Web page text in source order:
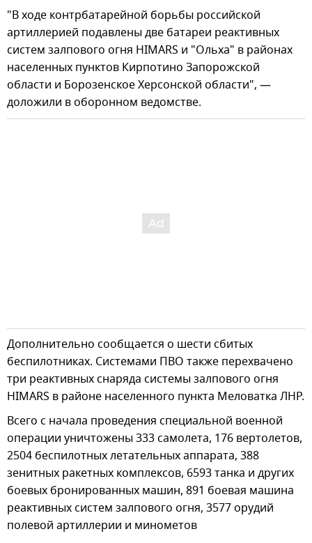
"В ходе контрбатарейной борьбы российской
артиллерией подавлены две батареи реактивных
систем залпового огня HIMARS и "Ольха" в районах
населенных пунктов Кирпотино Запорожской
области и Борозенское Херсонской области", —
доложили в оборонном ведомстве.
Дополнительно сообщается о шести сбитых
беспилотниках. Системами ПВО также перехвачено
три реактивных снаряда системы залпового огня
HIMARS в районе населенного пункта Меловатка ЛНР.
Всего с начала проведения специальной военной
операции уничтожены 333 самолета, 176 вертолетов,
2504 беспилотных летательных аппарата, 388
зенитных ракетных комплексов, 6593 танка и других
боевых бронированных машин, 891 боевая машина
реактивных систем залпового огня, 3577 орудий
полевой артиллерии и минометов